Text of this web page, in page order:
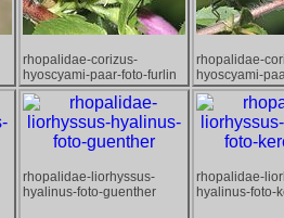
rhopalidae-corizus-
hyoscyami-paar-foto-furlin
rhopalidae-
hyoscyami-
rhopalidae-liorhyssus-
hyalinus-foto-guenther
rhopalidae-
hyalinus-foto-